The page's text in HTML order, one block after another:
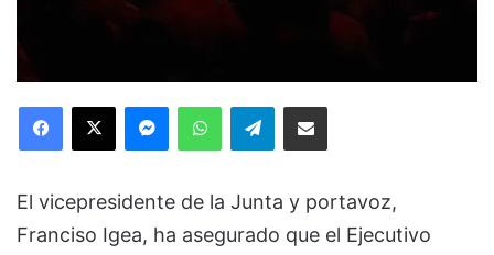
Facebook
X MessengerWhatsAppTelegramCompartir via Email
El vicepresidente de la Junta y portavoz,
Franciso Igea, ha asegurado que el Ejecutivo